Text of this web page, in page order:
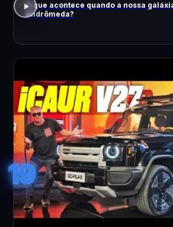
O que acontece quando a nossa
Andrômeda?
19